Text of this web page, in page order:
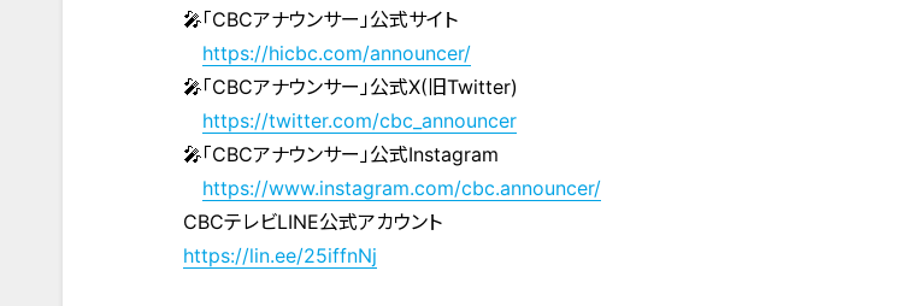
🎤「CBCアナウンサー」公式サイト
https://hicbc.com/announcer/
🎤「CBCアナウンサー」公式X(旧Twitter)
https://twitter.com/cbc_announcer
🎤「CBCアナウンサー」公式Instagram
https://www.instagram.com/cbc.announcer/
CBCテレビLINE公式アカウント
https://lin.ee/25iffnNj